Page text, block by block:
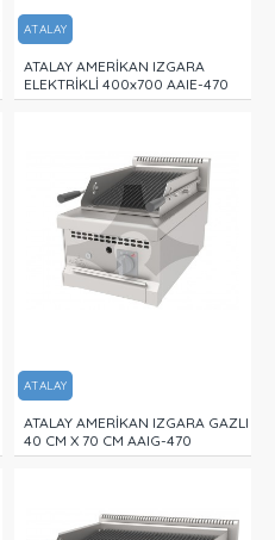
ATALAY
ATALAY AMERİKAN IZGARA
ELEKTRİKLİ 400x700 AAIE-470
ATALAY
ATALAY AMERİKAN IZGARA GAZLI
40 CM X 70 CM AAIG-470